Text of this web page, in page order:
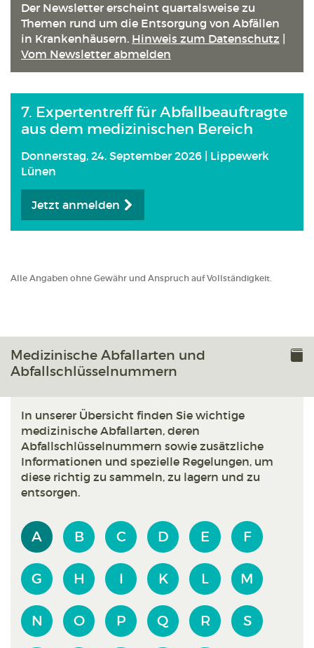
Der Newsletter erscheint quartals­weise zu
Themen rund um die Entsorgung von Abfällen
in Kranken­häusern. Hinweis zum Datenschutz
Vom Newsletter abmelden
7. Expertentreff für Abfallbeauftragte
aus dem medizinischen Bereich
Donnerstag, 24. September 2026 | Lippewerk
Lünen
Jetzt anmelden
Alle Angaben ohne Gewähr und Anspruch auf Vollständigkeit.
Medizinische Abfallarten und
Abfallschlüsselnummern
In unserer Übersicht finden Sie wichtige
medizinische Abfallarten, deren
Abfallschlüsselnummern sowie zusätzliche
Informationen und spezielle Regelungen, um
diese richtig zu sammeln, zu lagern und zu
entsorgen.
A B C D E F
G H I K L M
N O P Q R S